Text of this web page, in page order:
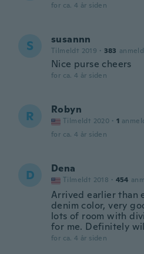
for ca. 4 år siden
S susannn
Tilmeldt 2019 · 383
Nice purse cheers
for ca. 4 år siden
R Robyn
Tilmeldt 2020 · 1
for ca. 4 år siden
D Dena
Tilmeldt 2018 · 454
Arrived earlier than
denim color, very
lots of room with
for me. Definitely
for ca. 4 år siden